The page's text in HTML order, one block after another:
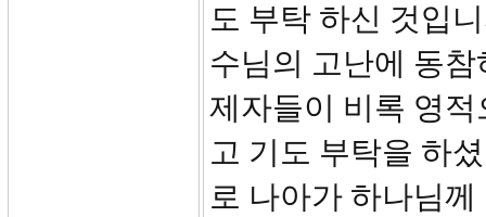
도 부탁 하신 것입
수님의 고난에 동
제자들이 비록 영
고 기도 부탁을 하
로 나아가 하나님